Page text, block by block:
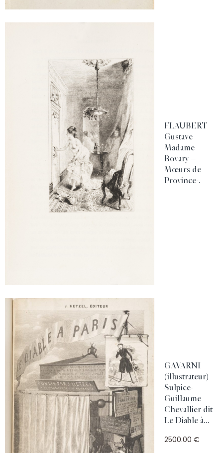
FLAUBERT
Gustave
Madame
Bovary –
Mœurs de
Province-.
GAVARNI
(illustrateur)
Sulpice-
Guillaume
Chevallier dit
Le Diable à...
2500.00 €